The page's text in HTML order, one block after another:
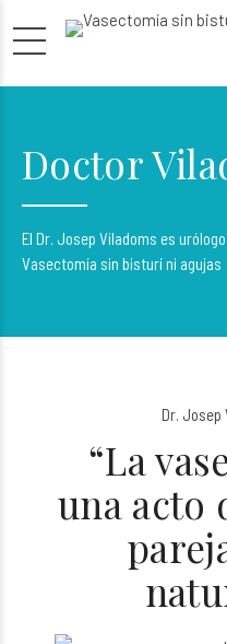
Doctor
El Dr. Josep Viladoms es
Vasectomía sin bisturí ni agujas
Dr. Josep
“La
una acto